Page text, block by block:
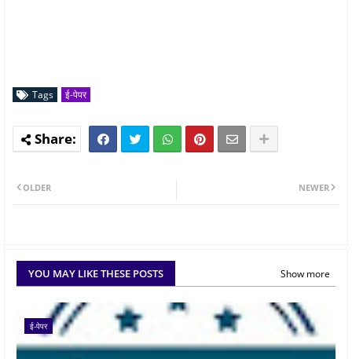
Tags ई-पेपर
NEWER
OLDER
YOU MAY LIKE THESE POSTS Show more
ई-पेपर